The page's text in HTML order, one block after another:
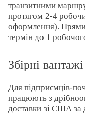
транзитними
протягом 2-4
оформлення).
термін до 1
Збірні
Для підприємців-
працюють з
доставки зі США за